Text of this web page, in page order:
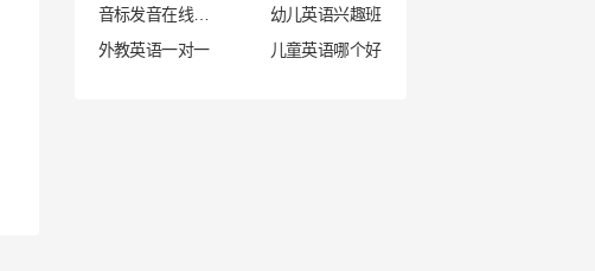
幼儿英语兴趣班
外教英语一对一
儿童英语哪个好